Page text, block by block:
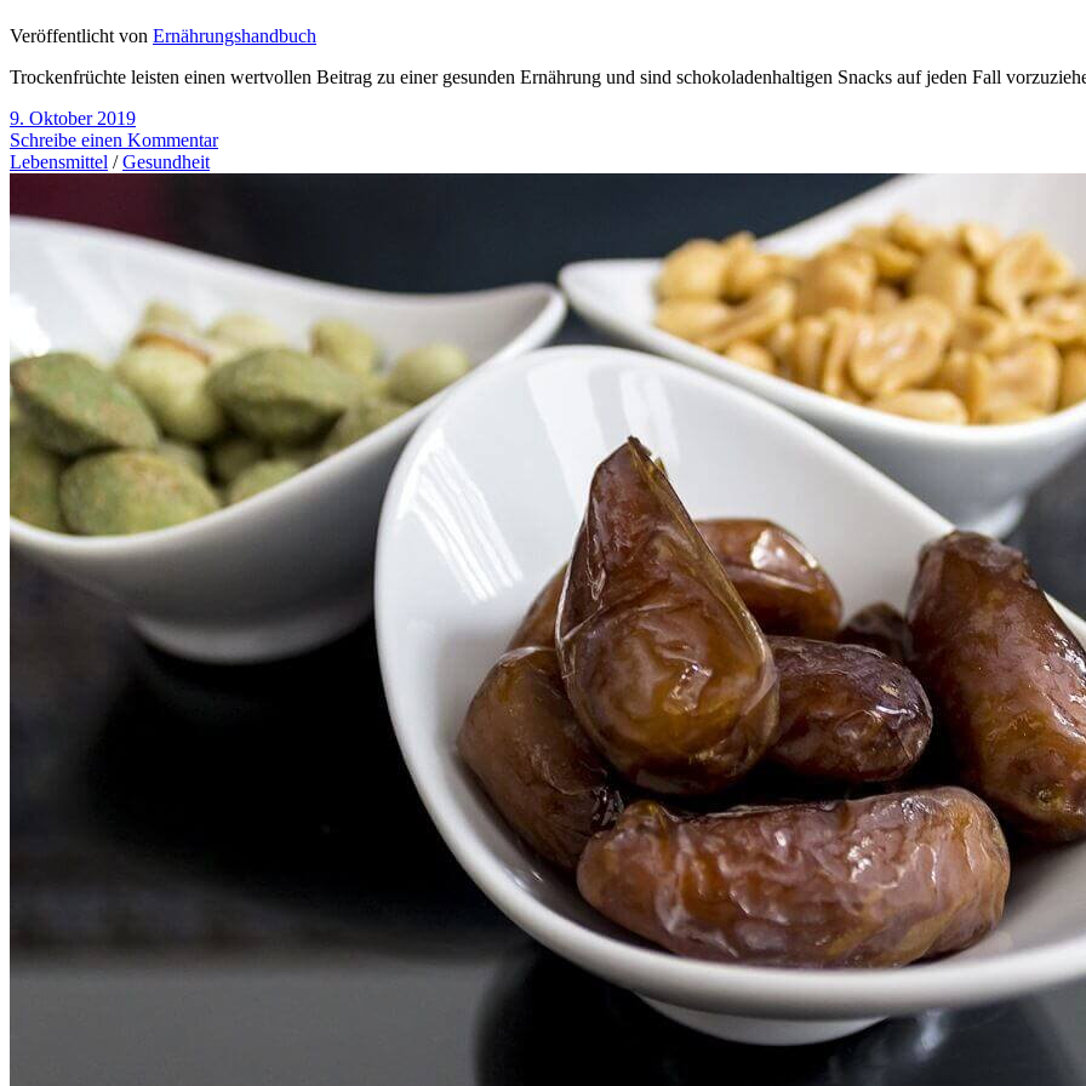
Veröffentlicht von Ernährungshandbuch
Trockenfrüchte leisten einen wertvollen Beitrag zu einer gesunden Ernährung und sind schokoladenhaltigen Snacks auf jeden Fall
9. Oktober 2019
Schreibe einen Kommentar
Lebensmittel /Gesundheit